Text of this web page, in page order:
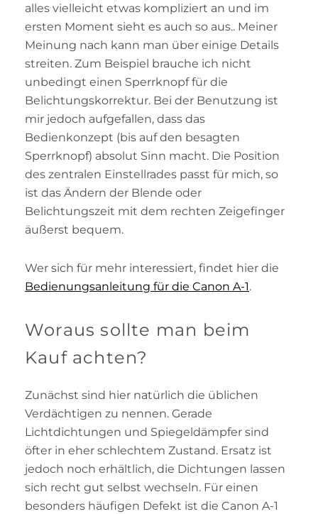
alles vielleicht etwas kompliziert an und im
ersten Moment sieht es auch so aus.. Meiner
Meinung nach kann man über einige Details
streiten. Zum Beispiel brauche ich nicht
unbedingt einen Sperrknopf für die
Belichtungskorrektur. Bei der Benutzung ist
mir jedoch aufgefallen, dass das
Bedienkonzept (bis auf den besagten
Sperrknopf) absolut Sinn macht. Die Position
des zentralen Einstellrades passt für mich, so
ist das Ändern der Blende oder
Belichtungszeit mit dem rechten Zeigefinger
äußerst bequem.
Wer sich für mehr interessiert, findet hier die
Bedienungsanleitung für die Canon A-1.
Woraus sollte man beim
Kauf achten?
Zunächst sind hier natürlich die üblichen
Verdächtigen zu nennen. Gerade
Lichtdichtungen und Spiegeldämpfer sind
öfter in eher schlechtem Zustand. Ersatz ist
jedoch noch erhältlich, die Dichtungen lassen
sich recht gut selbst wechseln. Für einen
besonders häufigen Defekt ist die Canon A-1